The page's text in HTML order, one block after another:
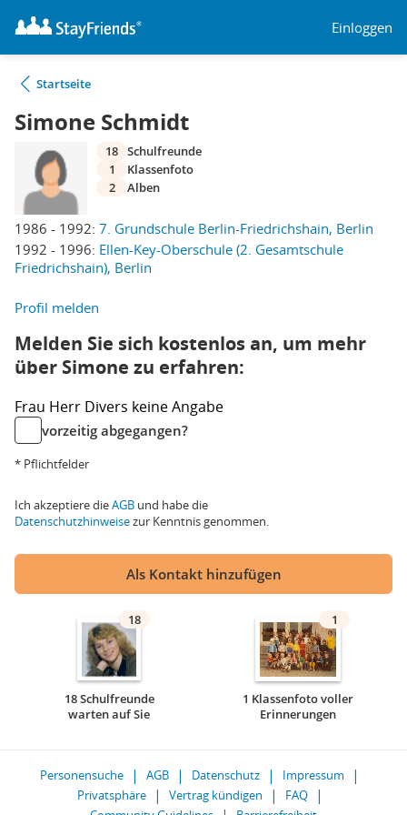
Einloggen
Startseite
Simone Schmidt
1986 - 1992: 7. Grundschule Berlin-Friedrichshain, Berlin
1992 - 1996: Ellen-Key-Oberschule (2. Gesamtschule
Friedrichshain), Berlin
18 Schulfreunde
1
Klassenfoto
2
Alben
Profil melden
Melden Sie sich kostenlos an, um mehr
über Simone zu erfahren:
Frau Herr Divers keine Angabe
vorzeitig abgegangen?
* Pflichtfelder
Ich akzeptiere dieAGB und habe die
Datenschutzhinweisezur Kenntnis genommen.
Als Kontakt hinzufügen
18
18 Schulfreunde
warten auf Sie
1
1 Klassenfoto voller
Erinnerungen
Personensuche AGB Datenschutz
Impressum
Privatsphäre
Vertrag kündigen
FAQ